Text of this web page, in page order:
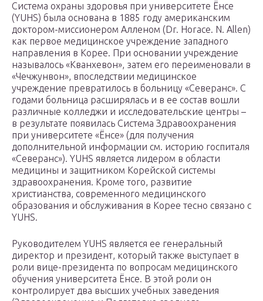
Система охраны здоровья при университете Ёнсе
(YUHS) была основана в 1885 году американским
доктором-миссионером Алленом (Dr. Horace. N. Allen)
как первое медицинское учреждение западного
направления в Корее. При основании учреждение
называлось «Кванхевон», затем его переименовали в
«Чечжунвон», впоследствии медицинское
учреждение превратилось в больницу «Северанс». С
годами больница расширялась и в ее состав вошли
различные колледжи и исследовательские центры –
в результате появилась Система Здравоохранения
при университете «Ёнсе» (для получения
дополнительной информации см. историю госпиталя
«Северанс»). YUHS является лидером в области
медицины и защитником Корейской системы
здравоохранения. Кроме того, развитие
христианства, современного медицинского
образования и обслуживания в Корее тесно связано с
YUHS.
Руководителем YUHS является ее генеральный
директор и президент, который также выступает в
роли вице-президента по вопросам медицинского
обучения университета Ёнсе. В этой роли он
контролирует два высших учебных заведения